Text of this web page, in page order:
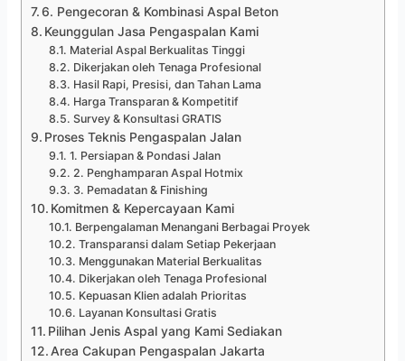
6. Pengecoran & Kombinasi Aspal Beton
Keunggulan Jasa Pengaspalan Kami
Material Aspal Berkualitas Tinggi
Dikerjakan oleh Tenaga Profesional
Hasil Rapi, Presisi, dan Tahan Lama
Harga Transparan & Kompetitif
Survey & Konsultasi GRATIS
Proses Teknis Pengaspalan Jalan
1. Persiapan & Pondasi Jalan
2. Penghamparan Aspal Hotmix
3. Pemadatan & Finishing
Komitmen & Kepercayaan Kami
Berpengalaman Menangani Berbagai Proyek
Transparansi dalam Setiap Pekerjaan
Menggunakan Material Berkualitas
Dikerjakan oleh Tenaga Profesional
Kepuasan Klien adalah Prioritas
Layanan Konsultasi Gratis
Pilihan Jenis Aspal yang Kami Sediakan
Area Cakupan Pengaspalan Jakarta